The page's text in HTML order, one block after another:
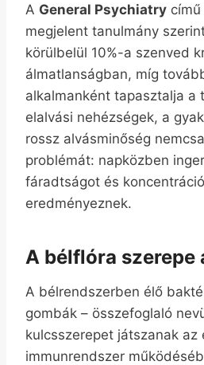
A General Psychiatry
megjelent tanulmány
körülbelül 10%-a szenved
álmatlanságban, míg
alkalmanként tapasztalja a
elalvási nehézségek, a
rossz alvásminőség
problémát: napközben
fáradtságot és
eredményeznek.
A bélflóra szerepe
A bélrendszerben élő
gombák – összefoglaló
kulcsszerepet játszanak az
immunrendszer